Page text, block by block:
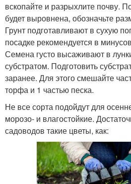
вскопайте и разрыхлите почву.
будет выровнена, обозначьте
Грунт подготавливают в сухую
посадке рекомендуется в
Семена густо высаживают в
субстратом. Подготовить
заранее. Для этого смешайте
торфа и 1 частью песка.
Не все сорта подойдут для
морозо- и влагостойкие.
садоводов такие цветы, как: